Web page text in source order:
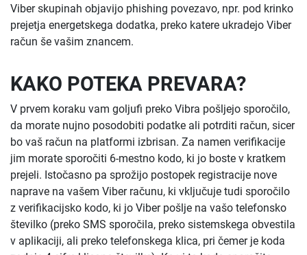
Viber skupinah objavijo phishing povezavo, npr. pod krinko
prejetja energetskega dodatka, preko katere ukradejo Viber
račun še vašim znancem.
KAKO POTEKA PREVARA?
V prvem koraku vam goljufi preko Vibra pošljejo sporočilo,
da morate nujno posodobiti podatke ali potrditi račun, sicer
bo vaš račun na platformi izbrisan. Za namen verifikacije
jim morate sporočiti 6-mestno kodo, ki jo boste v kratkem
prejeli. Istočasno pa sprožijo postopek registracije nove
naprave na vašem Viber računu, ki vključuje tudi sporočilo
z verifikacijsko kodo, ki jo Viber pošlje na vašo telefonsko
številko (preko SMS sporočila, preko sistemskega obvestila
v aplikaciji, ali preko telefonskega klica, pri čemer je koda